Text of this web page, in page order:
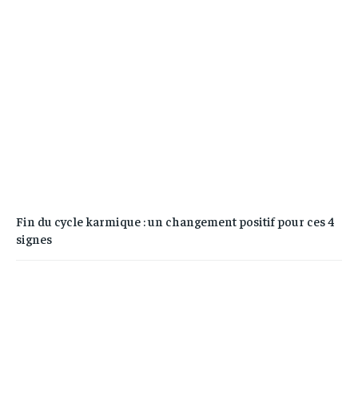
Fin du cycle karmique : un changement positif pour ces 4
signes